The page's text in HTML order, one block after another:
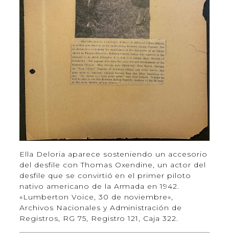
Ella Deloria aparece sosteniendo un accesorio
del desfile con Thomas Oxendine, un actor del
desfile que se convirtió en el primer piloto
nativo americano de la Armada en 1942.
«Lumberton Voice, 30 de noviembre»,
Archivos Nacionales y Administración de
Registros, RG 75, Registro 121, Caja 322.